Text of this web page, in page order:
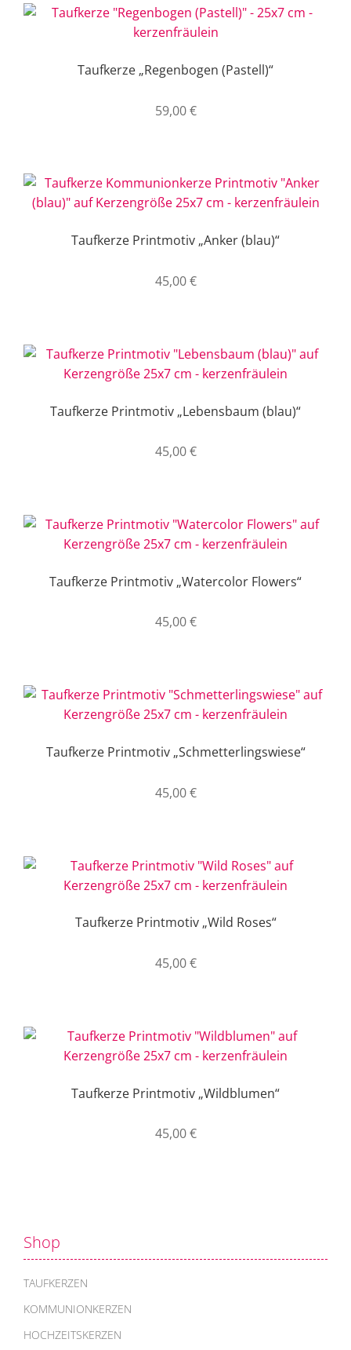
Taufkerze „Regenbogen (Pastell)“
59,00€
Taufkerze Printmotiv „Anker (blau)“
45,00€
Taufkerze Printmotiv „Lebensbaum (blau)“
45,00€
Taufkerze Printmotiv „Watercolor Flowers“
45,00€
Taufkerze Printmotiv „Schmetterlingswiese“
45,00€
Taufkerze Printmotiv „Wild Roses“
45,00€
Taufkerze Printmotiv „Wildblumen“
45,00€
Shop
TAUFKERZEN
KOMMUNIONKERZEN
HOCHZEITSKERZEN